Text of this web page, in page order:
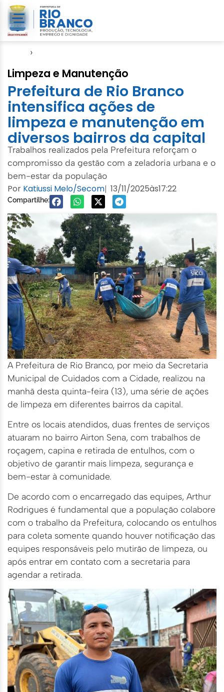
›
Limpeza e Manutenção
Prefeitura de Rio Branco
intensifica ações de
limpeza e manutenção em
diversos bairros da capital
Trabalhos realizados pela Prefeitura reforçam o
compromisso da gestão com a zeladoria urbana e o
bem-estar da população
Por Katiussi Melo/Secom| 13/11/2025às17:22
Compartilhe:
A Prefeitura de Rio Branco, por meio da Secretaria
Municipal de Cuidados com a Cidade, realizou na
manhã desta quinta-feira (13), uma série de ações
de limpeza em diferentes bairros da capital.
Entre os locais atendidos, duas frentes de serviços
atuaram no bairro Airton Sena, com trabalhos de
roçagem, capina e retirada de entulhos, com o
objetivo de garantir mais limpeza, segurança e
bem-estar à comunidade.
De acordo com o encarregado das equipes, Arthur
Rodrigues é fundamental que a população colabore
com o trabalho da Prefeitura, colocando os entulhos
para coleta somente quando houver notificação das
equipes responsáveis pelo mutirão de limpeza, ou
após entrar em contato com a secretaria para
agendar a retirada.